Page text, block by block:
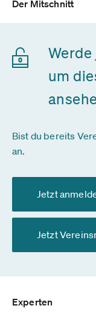
Der Mitschnitt
um
Bist du bereits
an.
Jetzt
Jetzt
Experten